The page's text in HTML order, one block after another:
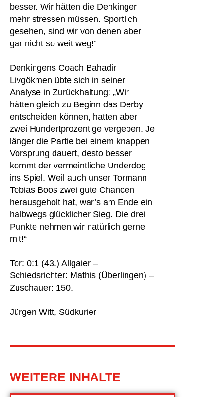
besser. Wir hätten die Denkinger
mehr stressen müssen. Sportlich
gesehen, sind wir von denen aber
gar nicht so weit weg!“
Denkingens Coach Bahadir
Livgökmen übte sich in seiner
Analyse in Zurückhaltung: „Wir
hätten gleich zu Beginn das Derby
entscheiden können, hatten aber
zwei Hundertprozentige vergeben. Je
länger die Partie bei einem knappen
Vorsprung dauert, desto besser
kommt der vermeintliche Underdog
ins Spiel. Weil auch unser Tormann
Tobias Boos zwei gute Chancen
herausgeholt hat, war’s am Ende ein
halbwegs glücklicher Sieg. Die drei
Punkte nehmen wir natürlich gerne
mit!“
Tor: 0:1 (43.) Allgaier –
Schiedsrichter: Mathis (Überlingen) –
Zuschauer: 150.
Jürgen Witt, Südkurier
WEITERE INHALTE